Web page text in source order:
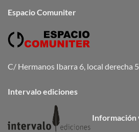
Espacio Comuniter
C/ Hermanos Ibarra 6, local derecha
Intervalo ediciones
Información